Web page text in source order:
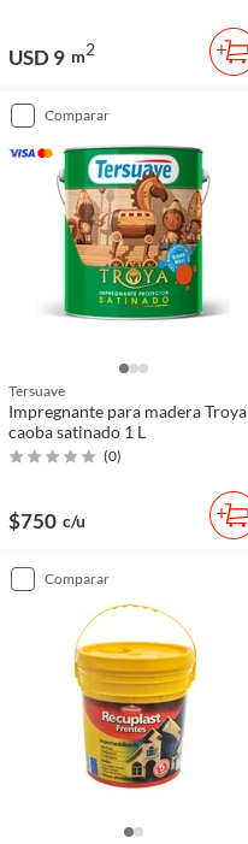
USD 9 m2
comparar
Tersuave
Impregnante para madera Troya
caoba satinado 1 L
(0)
$750 c/u
comparar